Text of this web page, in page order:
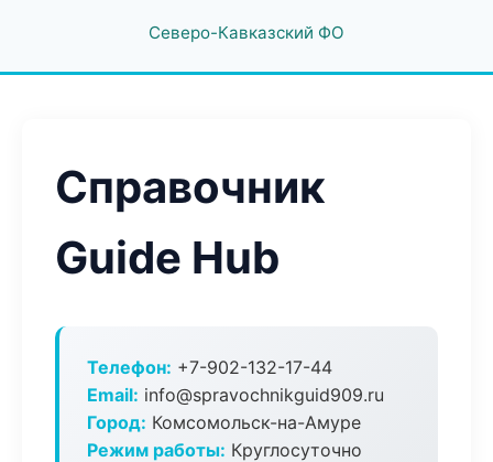
Северо-Кавказский ФО
Справочник
Guide Hub
Телефон: +7-902-132-17-44
Email: info@spravochnikguid909.ru
Город: Комсомольск-на-Амуре
Режим работы: Круглосуточно